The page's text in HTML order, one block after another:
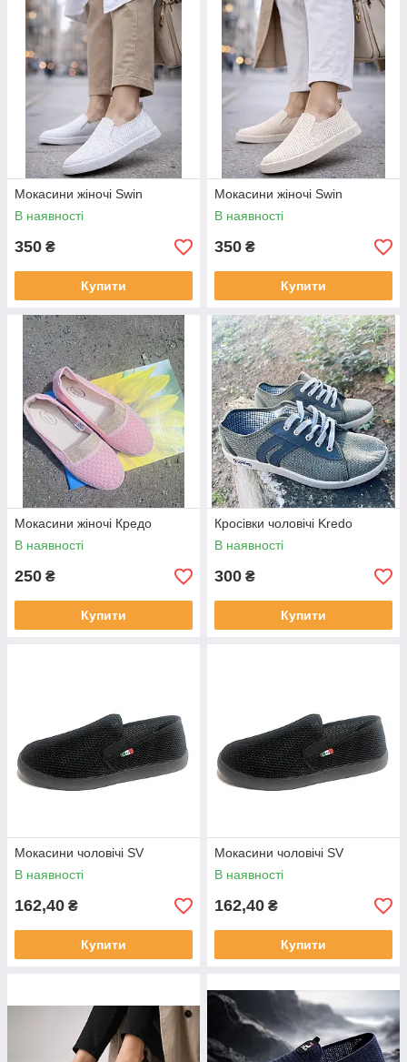
Мокасини жіночі Swin
В наявності
350 ₴
Купити
Мокасини жіночі Swin
В наявності
350 ₴
Купити
Мокасини жіночі Кредо
В наявності
250 ₴
Купити
Кросівки чоловічі Kredo
В наявності
300 ₴
Купити
Мокасини чоловічі SV
В наявності
162,40 ₴
Купити
Мокасини чоловічі SV
В наявності
162,40 ₴
Купити